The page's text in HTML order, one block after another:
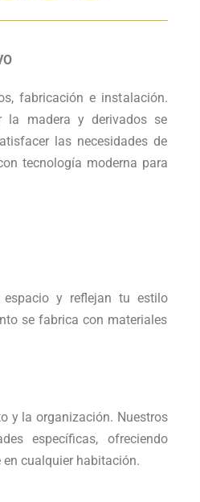
fabricación e instalación.
la madera y derivados se
las necesidades de
tecnología moderna para
y reflejan tu estilo
se fabrica con materiales
y la organización. Nuestros
específicas, ofreciendo
cualquier habitación.